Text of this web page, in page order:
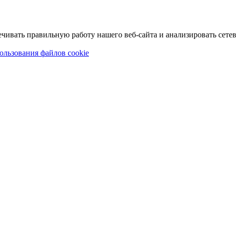
правильную работу нашего веб-сайта и анализировать
файлов cookie